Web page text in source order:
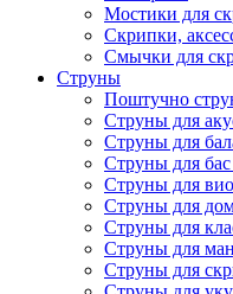
Мостики для
Скрипки,
Смычки для
Струны
Поштучно
Струны для
Струны для
Струны для бас
Струны для
Струны для
Струны для
Струны для
Струны для